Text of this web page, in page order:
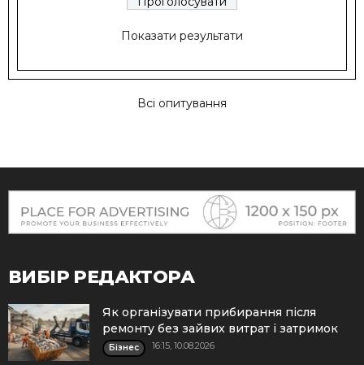
Показати результати
Всі опитування
ВИБІР РЕДАКТОРА
Як організувати прибирання після
ремонту без зайвих витрат і затримок
Бізнес 16:15, 10.08.2026